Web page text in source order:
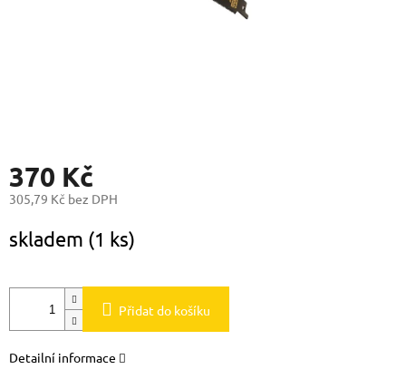
370 Kč
305,79 Kč bez DPH
cena:
skladem (1 ks)
Přidat do košíku
Detailní informace